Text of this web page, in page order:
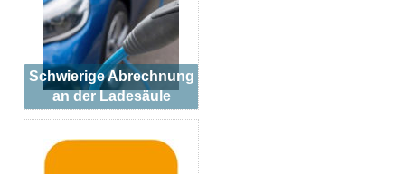
Schwierige Abrechnung
an der Ladesäule